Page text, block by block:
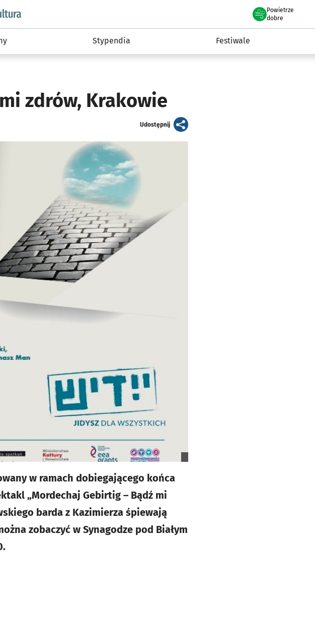
wroclaw.pl podserwis: Kultura
Powietrze
we Wrocławiu
dobre
Stypendia Festiwale
zdrów, Krakowie
Udostępnijartykuł
w ramach dobiegającego końca
„Mordechaj Gebirtig – Bądź mi
barda z Kazimierza śpiewają
zobaczyć w Synagodze pod Białym